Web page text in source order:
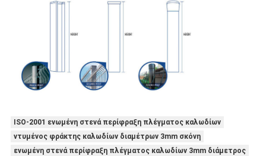
ISO-2001 ενωμένη στενά περίφραξη πλέγματος καλωδίων
ντυμένος φράκτης καλωδίων διαμέτρων 3mm σκόνη
ενωμένη στενά περίφραξη πλέγματος καλωδίων 3mm διάμετρος